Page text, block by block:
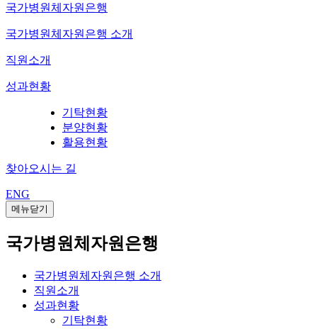
국가병원체자원은행
국가병원체자원은행 소개
직원소개
성과현황
기탁현황
분양현황
활용현황
찾아오시는 길
ENG
메뉴닫기
국가병원체자원은행
국가병원체자원은행 소개
직원소개
성과현황
기탁현황